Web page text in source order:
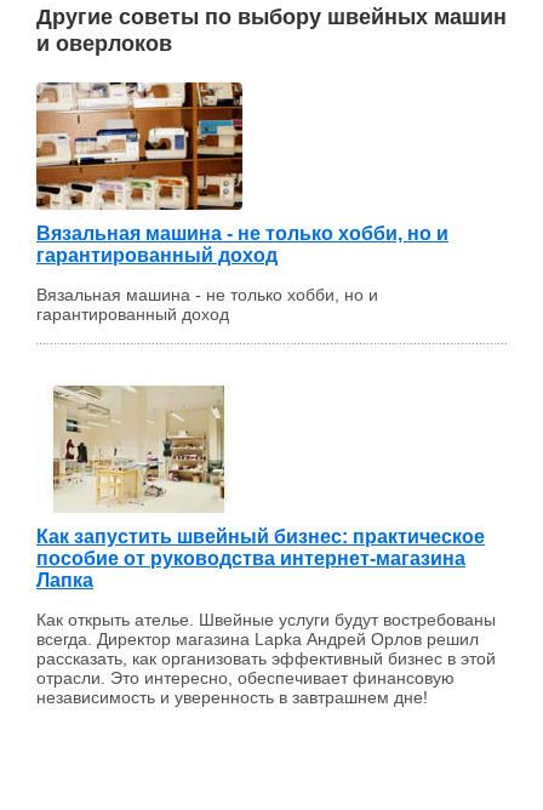
Другие советы по выбору швейных машин
и оверлоков
Вязальная машина - не только хобби, но и
гарантированный доход
Вязальная машина - не только хобби, но и
гарантированный доход
Как запустить швейный бизнес: практическое
пособие от руководства интернет-магазина
Лапка
Как открыть ателье. Швейные услуги будут востребованы
всегда. Директор магазина Lapka Андрей Орлов решил
рассказать, как организовать эффективный бизнес в этой
отрасли. Это интересно, обеспечивает финансовую
независимость и уверенность в завтрашнем дне!